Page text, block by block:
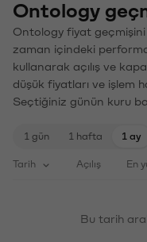
Ontology
Ontology fiyat
zaman içindeki
kullanarak açılış ve
düşük fiyatları ve işlem
Seçtiğiniz günün kuru
1 gün 1 hafta 1 ay
Tarih Açılış En
Bu tarih